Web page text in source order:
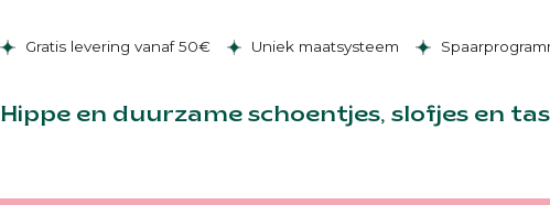
Gratis levering vanaf 50€ Uniek maatsysteem
Hippe en duurzame schoentjes, slofjes en